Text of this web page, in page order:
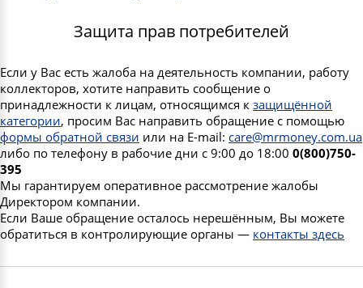
Защита прав потребителей
Если у Вас есть жалоба на деятельность компании, работу
коллекторов, хотите направить сообщение о
принадлежности к лицам, относящимся к защищённой
категории, просим Вас направить обращение с помощью
формы обратной связи или на E-mail: care@mrmoney.com.ua
либо по телефону в рабочие дни с 9:00 до 18:00 0(800)750-
395
Мы гарантируем оперативное рассмотрение жалобы
Директором компании.
Если Ваше обращение осталось нерешённым, Вы можете
обратиться в контролирующие органы — контакты здесь